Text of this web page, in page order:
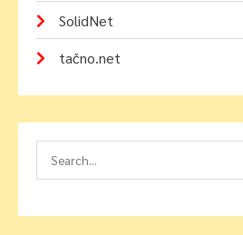
SolidNet
tačno.net